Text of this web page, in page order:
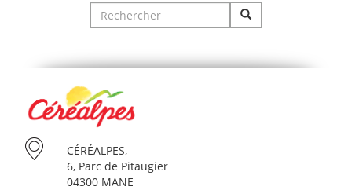
Search
for:
CÉRÉALPES,
6, Parc de Pitaugier
04300 MANE